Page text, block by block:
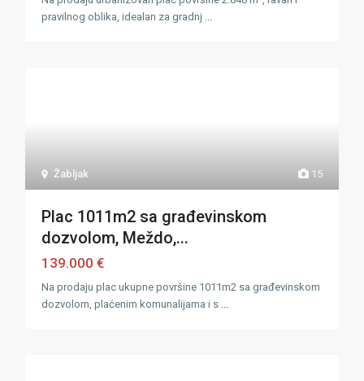
pravilnog oblika, idealan za gradnj ...
15
Žabljak
Plac 1011m2 sa građevinskom
dozvolom, Meždo,...
139.000 €
Na prodaju plac ukupne površine 1011m2 sa građevinskom
dozvolom, plaćenim komunalijama i s ...